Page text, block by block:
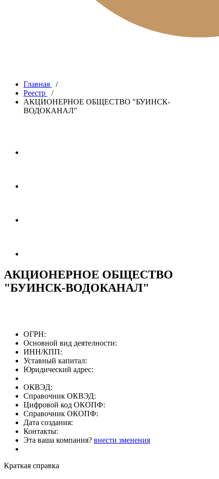
Главная
/
Реестр
/
АКЦИОНЕРНОЕ ОБЩЕСТВО "БУИНСК-
ВОДОКАНАЛ"
АКЦИОНЕРНОЕ ОБЩЕСТВО
"БУИНСК-ВОДОКАНАЛ"
ОГРН:
Основной вид деятелности:
ИНН/КПП:
Уставный капитал:
Юридический адрес:
ОКВЭД:
Справочник ОКВЭД:
Цифровой код ОКОПФ:
Справочник ОКОПФ:
Дата создания:
Контакты:
Эта ваша компания? внести зменения
Краткая справка